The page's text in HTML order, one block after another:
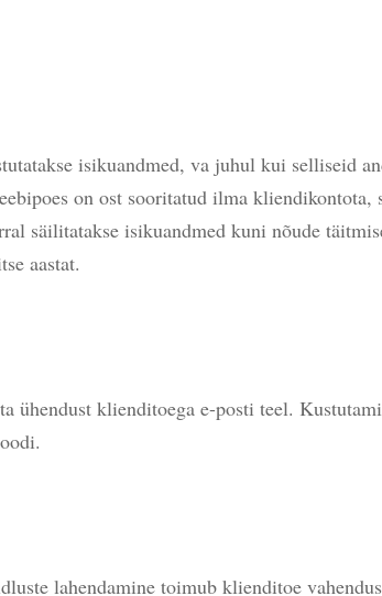
isikuandmed, va juhul kui selliseid
on ost sooritatud ilma
säilitatakse isikuandmed kuni nõude
aastat.
ühendust klienditoega e-posti teel.
lahendamine toimub klienditoe